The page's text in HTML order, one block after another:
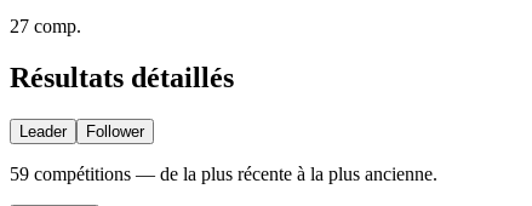
27 comp.
Résultats détaillés
Leader Follower
59 compétitions — de la plus récente à la plus ancienne.